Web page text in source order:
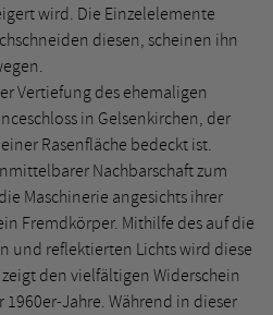
wird. Die Einzelelemente
diesen, scheinen ihn
Vertiefung des ehemaligen
in Gelsenkirchen, der
Rasenfläche bedeckt ist.
Nachbarschaft zum
Maschinerie angesichts ihrer
Fremdkörper. Mithilfe des auf die
und reflektierten Lichts wird diese
den vielfältigen Widerschein
Jahre. Während in dieser